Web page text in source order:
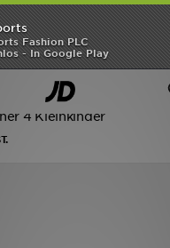
Fashion PLC
- In Google Play
Kleinkinderschuhe (Gr. 28-35)
4 Kleinkinder